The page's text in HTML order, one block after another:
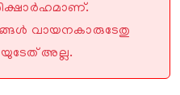
വായനകാരുടേതു
യുടേത് അല്ല.